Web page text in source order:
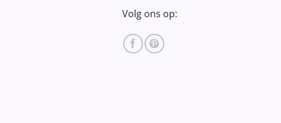
Volg ons op: